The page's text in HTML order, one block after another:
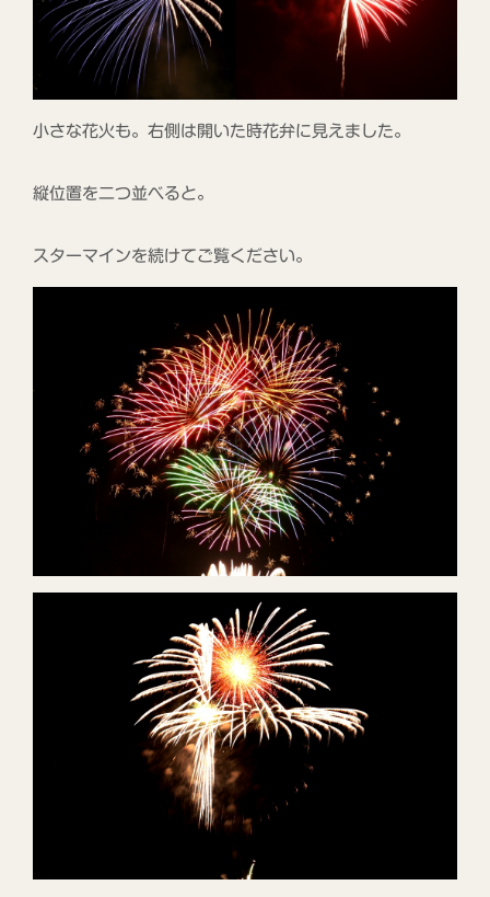
小さな花火も。右側は開いた時花弁に見えました。
縦位置を二つ並べると。
スターマインを続けてご覧ください。